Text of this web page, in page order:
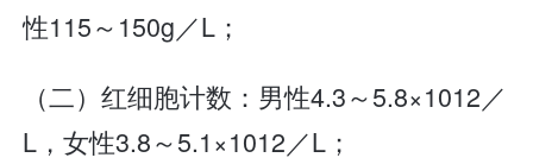
性115～150g／L；
（二）红细胞计数：男性4.3～5.8×1012／
L，女性3.8～5.1×1012／L；